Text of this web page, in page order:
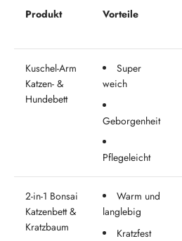
Produkt
Vorteile
Kuschel-Arm
Katzen- &
Hundebett
Super
weich
Geborgenheit
Pflegeleicht
2-in-1 Bonsai
Katzenbett &
Kratzbaum
Warm und
langlebig
Kratzfest